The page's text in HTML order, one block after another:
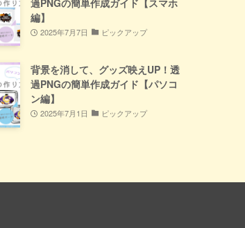
編】
2025年7月7日 ピックアップ
背景を消して、グッズ映えUP！透
過PNGの簡単作成ガイド【パソコ
ン編】
2025年7月1日 ピックアップ